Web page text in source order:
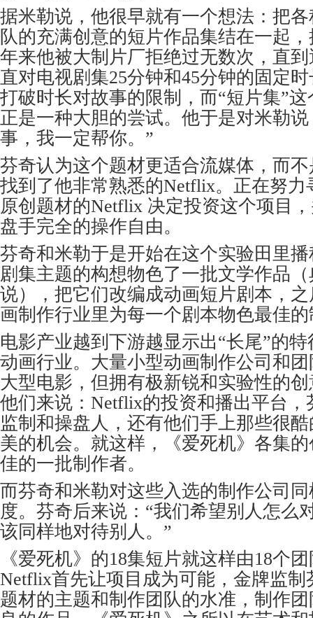
据米勒说，他很早就有一个想法：把
队的充满创意的短片作品集结在一起
年来他被大制片厂拒绝过无数次，直
直对电视剧集25分钟和45分钟的固定
打破时长对故事的限制，而“短片集”
正是一种大胆的尝试。他于是对米勒
事，我一定帮你。”
芬奇认为这个题材更适合流媒体，而
找到了他非常熟悉的Netflix。正在努力
原创题材的Netflix 决定投资这个项目
盘手完全的操作自由。
芬奇和米勒于是开始在这个实验田里
剧集主题的构想物色了一批文学作品
说），把它们改编成动画短片剧本，
画制作行业里为每一个剧本物色最佳
电影产业越到下游越显示出“长尾”的
动画行业。大量小型动画制作公司和
大型电影，但拥有极新锐和实验性的
他们来说：Netflix的投资和播出平台，
监制和操盘人，还有他们手上那些很
美的机会。就这样，《爱死机》各集
佳的一批制作者。
而芬奇和米勒对这些入选的制作公司
度。芬奇后来说：“我们希望别人怎么
该同样地对待别人。”
《爱死机》的18集短片就这样由18个
Netflix首先让项目成为可能，金牌监制
题材的主题和制作团队的水准，制作